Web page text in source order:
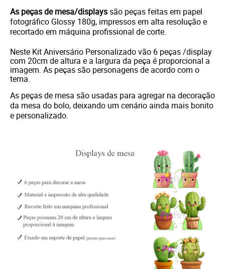
As peças de mesa/displayssão peças feitas em papel
fotográfico Glossy 180g, impressos em alta resolução e
recortado em máquina profissional de corte.
Neste Kit Aniversário Personalizado vão 6 peças /display
com 20cm de altura e a largura da peça é proporcional a
imagem. As peças são personagens de acordo com o
tema.
As peças de mesa são usadas para agregar na decoração
da mesa do bolo, deixando um cenário ainda mais bonito
e personalizado.